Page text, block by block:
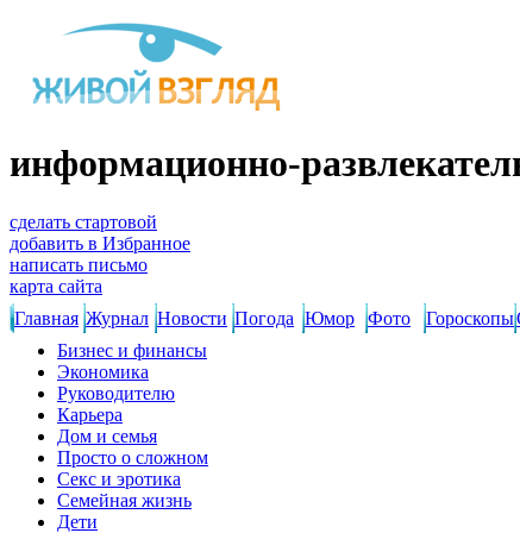
информационно-
сделать стартовой
добавить в Избранное
написать письмо
карта сайта
Главная Журнал Новости Погода Юмор Фото Гороскопы
Бизнес и финансы
Экономика
Руководителю
Карьера
Дом и семья
Просто о сложном
Секс и эротика
Семейная жизнь
Дети